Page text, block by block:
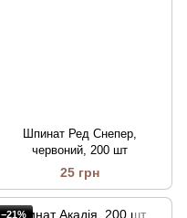
Шпинат Ред Снепер,
червоний, 200 шт
25 грн
−21%